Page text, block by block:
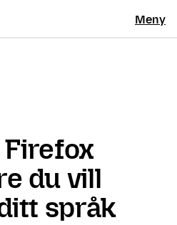
Meny
Firefox
du vill
språk